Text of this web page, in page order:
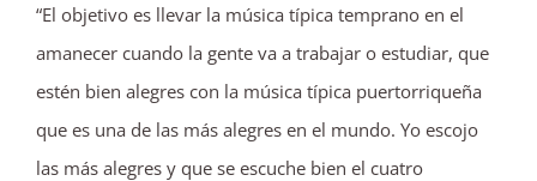
“El objetivo es llevar la música típica temprano en el
amanecer cuando la gente va a trabajar o estudiar, que
estén bien alegres con la música típica puertorriqueña
que es una de las más alegres en el mundo. Yo escojo
las más alegres y que se escuche bien el cuatro